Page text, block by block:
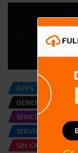
APPS
GENERAL
SERIES
SERVICIOS DE
SIN CATEGORÍA